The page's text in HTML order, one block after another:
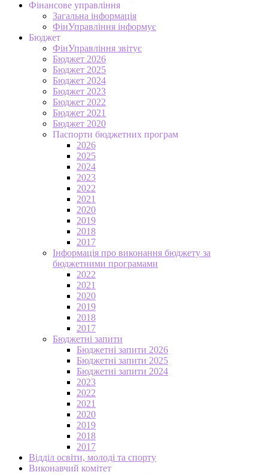
Фінансове управління
Загальна інформація
ФінУправління інформує
Бюджет
ФінУправління звітує
Бюджет 2026
Бюджет 2025
Бюджет 2024
Бюджет 2023
Бюджет 2022
Бюджет 2021
Бюджет 2020
Паспорти бюджетних програм
2026
2025
2024
2023
2022
2021
2020
2019
2018
2017
Інформація про виконання бюджету за
бюджетними програмами
2022
2021
2020
2019
2018
2017
Бюджетні запити
Бюджетні запити 2026
Бюджетні запити 2025
Бюджетні запити 2024
2023
2022
2021
2020
2019
2018
2017
Відділ освіти, молоді та спорту
Виконавчий комітет